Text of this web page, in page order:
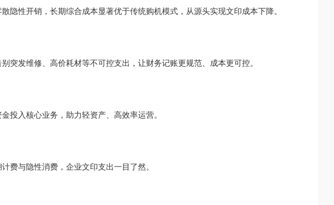
性开销，长期综合成本显著优于传统购机模式，从源头实现文印成本下降。
突发维修、高价耗材等不可控支出，让财务记账更规范、成本更可控。
投入核心业务，助力轻资产、高效率运营。
费与隐性消费，企业文印支出一目了然。